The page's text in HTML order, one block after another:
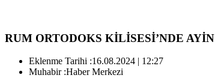
RUM ORTODOKS KİLİSESİ’NDE AYİN
Eklenme Tarihi :16.08.2024 | 12:27
Muhabir :Haber Merkezi